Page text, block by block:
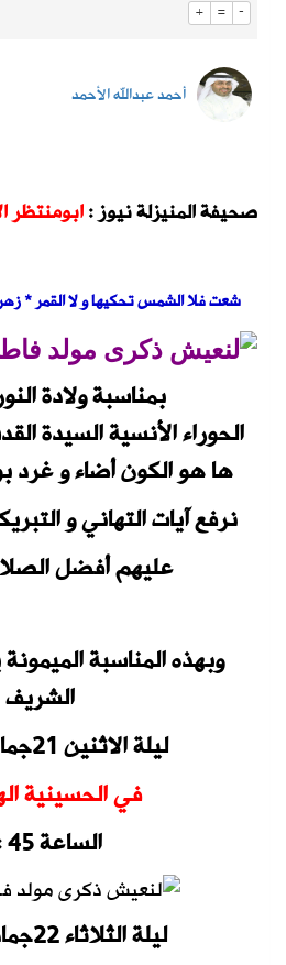
+ = -
أحمد عبدالله الأحمد
صحيفة المنيزلة نيوز :ابومنتظر
شعت فلا الشمس تحكيها و لا القمر *
بمناسبة ولادة
الحوراء الأنسيةالسيدة
ها هو الكونأضاء و غرد
نرفع آيات التهاني و
عليهم أفضل
وبهذه المناسبة
الشريف
ليلة الاثنين 21جمادى الثانية
في الحسينية
الساعة 45 : 7
ليلة الثلاثاء 22جمادى الثانية